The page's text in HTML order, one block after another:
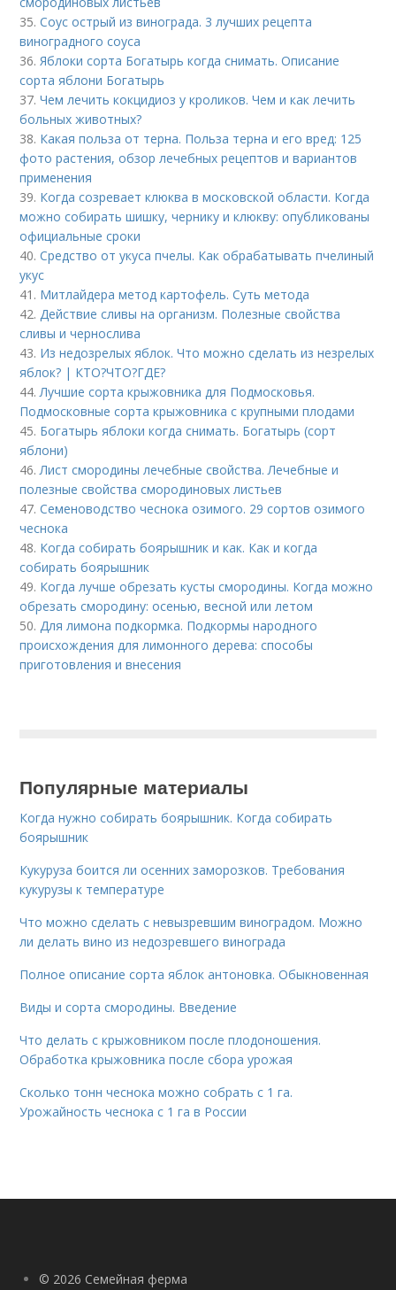
35.Соус острый из винограда. 3 лучших рецепта
виноградного соуса
36.Яблоки сорта Богатырь когда снимать. Описание
сорта яблони Богатырь
37.Чем лечить кокцидиоз у кроликов. Чем и как лечить
больных животных?
38. Какая польза от терна. Польза терна и его вред: 125
фото растения, обзор лечебных рецептов и вариантов
применения
39. Когда созревает клюква в московской области. Когда
можно собирать шишку, чернику и клюкву: опубликованы
официальные сроки
40.Средство от укуса пчелы. Как обрабатывать пчелиный
укус
41. Митлайдера метод картофель. Суть метода
42.Действие сливы на организм. Полезные свойства
сливы и чернослива
43. Из недозрелых яблок. Что можно сделать из незрелых
яблок? | КТО?ЧТО?ГДЕ?
44.Лучшие сорта крыжовника для Подмосковья.
Подмосковные сорта крыжовника с крупными плодами
45. Богатырь яблоки когда снимать. Богатырь (сорт
яблони)
46.Лист смородины лечебные свойства. Лечебные и
полезные свойства смородиновых листьев
47.Семеноводство чеснока озимого. 29 сортов озимого
чеснока
48. Когда собирать боярышник и как. Как и когда
собирать боярышник
49. Когда лучше обрезать кусты смородины. Когда можно
обрезать смородину: осенью, весной или летом
50.Для лимона подкормка. Подкормы народного
происхождения для лимонного дерева: способы
приготовления и внесения
Популярные материалы
Когда нужно собирать боярышник. Когда собирать
боярышник
Кукуруза боится ли осенних заморозков. Требования
кукурузы к температуре
Что можно сделать с невызревшим виноградом. Можно
ли делать вино из недозревшего винограда
Полное описание сорта яблок антоновка. Обыкновенная
Виды и сорта смородины. Введение
Что делать с крыжовником после плодоношения.
Обработка крыжовника после сбора урожая
Сколько тонн чеснока можно собрать с 1 га.
Урожайность чеснока с 1 га в России
© 2026 Семейная ферма